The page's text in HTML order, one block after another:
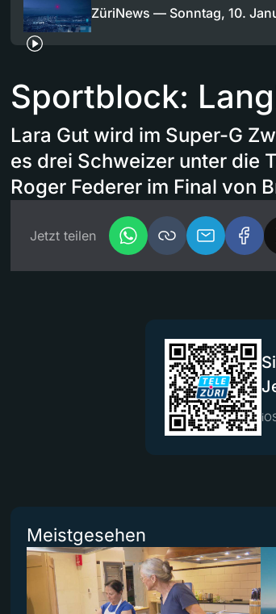
ZüriNews — Sonntag, 10.
Sportblock:
Lara Gut wird im Super-G
es drei Schweizer unter die
Roger Federer im Final von
Jetzt teilen
Meistgesehen